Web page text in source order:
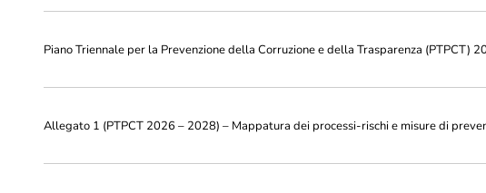
Piano Triennale per la Prevenzione della Corruzione e della Trasparenza (PTPCT)
Allegato 1 (PTPCT 2026 – 2028) – Mappatura dei processi-rischi e misure di